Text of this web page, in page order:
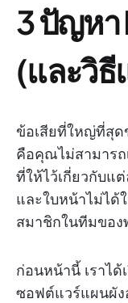
3 ปัญหา
(และวิธี
ข้อเสียที่ใหญ่ที่สุด
คือคุณไม่สามาร
ที่ให้ไว้เกี่ยวกับแ
และใบหน้าไม่ได้
สมาชิกในทีมของ
ก่อนหน้านี้ เราได้
ซอฟต์แวร์แผนผั